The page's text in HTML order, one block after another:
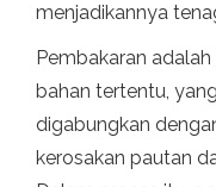
menjadikannya
Pembakaran
bahan tertentu,
digabungkan
kerosakan pautan